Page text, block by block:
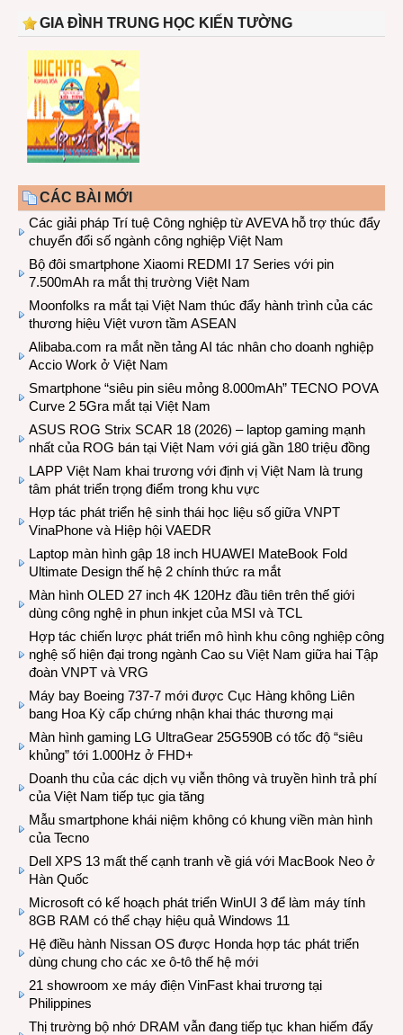
GIA ĐÌNH TRUNG HỌC KIẾN TƯỜNG
CÁC BÀI MỚI
Các giải pháp Trí tuệ Công nghiệp từ AVEVA hỗ trợ thúc đẩy
chuyển đổi số ngành công nghiệp Việt Nam
Bộ đôi smartphone Xiaomi REDMI 17 Series với pin
7.500mAh ra mắt thị trường Việt Nam
Moonfolks ra mắt tại Việt Nam thúc đẩy hành trình của các
thương hiệu Việt vươn tầm ASEAN
Alibaba.com ra mắt nền tảng AI tác nhân cho doanh nghiệp
Accio Work ở Việt Nam
Smartphone “siêu pin siêu mỏng 8.000mAh” TECNO POVA
Curve 2 5Gra mắt tại Việt Nam
ASUS ROG Strix SCAR 18 (2026) – laptop gaming mạnh
nhất của ROG bán tại Việt Nam với giá gần 180 triệu đồng
LAPP Việt Nam khai trương với định vị Việt Nam là trung
tâm phát triển trọng điểm trong khu vực
Hợp tác phát triển hệ sinh thái học liệu số giữa VNPT
VinaPhone và Hiệp hội VAEDR
Laptop màn hình gập 18 inch HUAWEI MateBook Fold
Ultimate Design thế hệ 2 chính thức ra mắt
Màn hình OLED 27 inch 4K 120Hz đầu tiên trên thế giới
dùng công nghệ in phun inkjet của MSI và TCL
Hợp tác chiến lược phát triển mô hình khu công nghiệp công
nghệ số hiện đại trong ngành Cao su Việt Nam giữa hai Tập
đoàn VNPT và VRG
Máy bay Boeing 737-7 mới được Cục Hàng không Liên
bang Hoa Kỳ cấp chứng nhận khai thác thương mại
Màn hình gaming LG UltraGear 25G590B có tốc độ “siêu
khủng” tới 1.000Hz ở FHD+
Doanh thu của các dịch vụ viễn thông và truyền hình trả phí
của Việt Nam tiếp tục gia tăng
Mẫu smartphone khái niệm không có khung viền màn hình
của Tecno
Dell XPS 13 mất thế cạnh tranh về giá với MacBook Neo ở
Hàn Quốc
Microsoft có kế hoạch phát triển WinUI 3 để làm máy tính
8GB RAM có thể chạy hiệu quả Windows 11
Hệ điều hành Nissan OS được Honda hợp tác phát triển
dùng chung cho các xe ô-tô thế hệ mới
21 showroom xe máy điện VinFast khai trương tại
Philippines
Thị trường bộ nhớ DRAM vẫn đang tiếp tục khan hiếm đẩy